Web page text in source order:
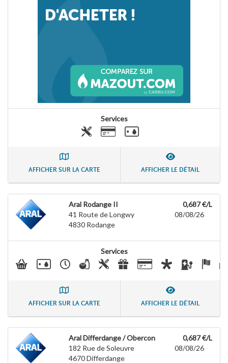
Services
AFFICHER SUR LA CARTE AFFICHER LE DÉTAIL
Aral Rodange II
41 Route de Longwy
4830 Rodange
0,687 €/L
08/08/26
Services
AFFICHER SUR LA CARTE AFFICHER LE DÉTAIL
Aral Differdange / Obercon
182 Rue de Soleuvre
4670Differdange
0,687 €/L
08/08/26